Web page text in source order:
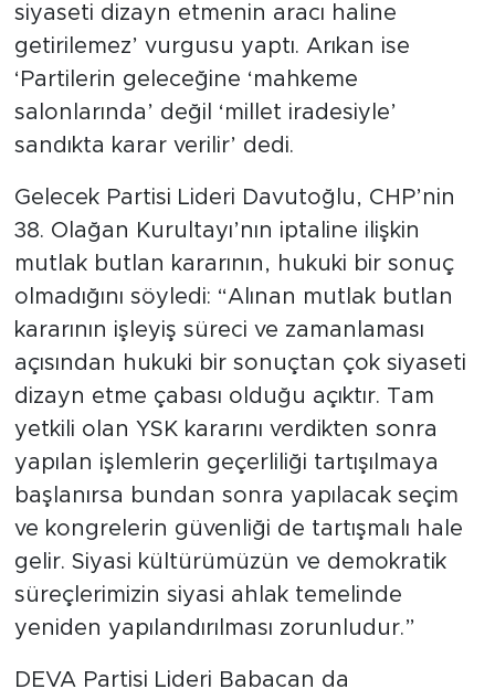
siyaseti dizayn etmenin aracı haline
getirilemez’ vurgusu yaptı. Arıkan ise
‘Partilerin geleceğine ‘mahkeme
salonlarında’ değil ‘millet iradesiyle’
sandıkta karar verilir’ dedi.
Gelecek Partisi Lideri Davutoğlu, CHP’nin
38. Olağan Kurultayı’nın iptaline ilişkin
mutlak butlan kararının, hukuki bir sonuç
olmadığını söyledi: “Alınan mutlak butlan
kararının işleyiş süreci ve zamanlaması
açısından hukuki bir sonuçtan çok siyaseti
dizayn etme çabası olduğu açıktır. Tam
yetkili olan YSK kararını verdikten sonra
yapılan işlemlerin geçerliliği tartışılmaya
başlanırsa bundan sonra yapılacak seçim
ve kongrelerin güvenliği de tartışmalı hale
gelir. Siyasi kültürümüzün ve demokratik
süreçlerimizin siyasi ahlak temelinde
yeniden yapılandırılması zorunludur.”
DEVA Partisi Lideri Babacan da